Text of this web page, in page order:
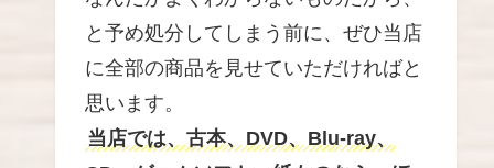
と予め処分してしまう前に、ぜひ当店
に全部の商品を見せていただければと
思います。
当店では、古本、DVD、Blu-ray、